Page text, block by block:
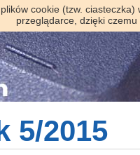
cookie (tzw.
przeglądarce, dzięki
5/2015